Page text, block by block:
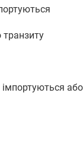
транзиту